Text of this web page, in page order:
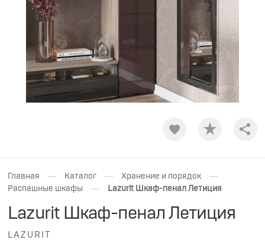
Главная — Каталог — Хранение и порядок —
Распашные шкафы — Lazurit Шкаф-пенал Летиция
Lazurit Шкаф-пенал Летиция
LAZURIT